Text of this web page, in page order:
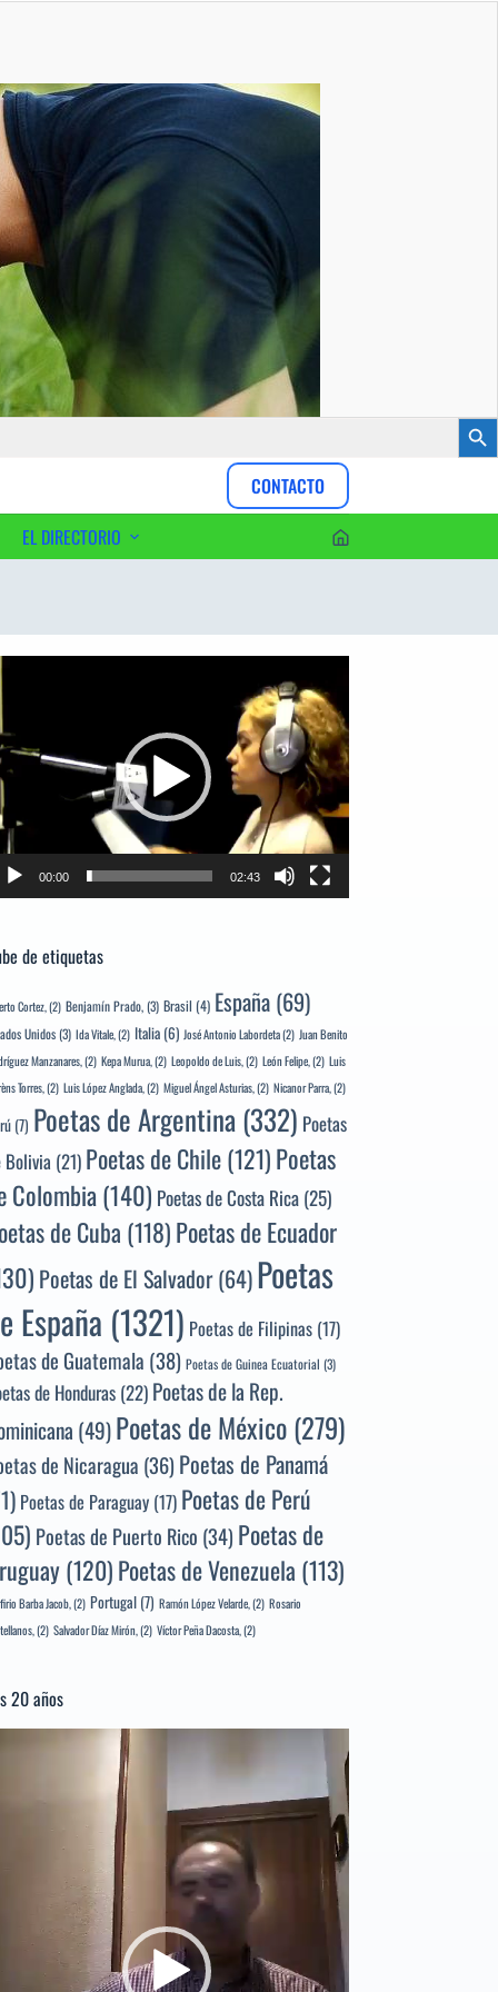
CONTACTO
EL DIRECTORIO
00:00 02:43
de etiquetas
Cortez,(2) Benjamín Prado,(3) Brasil (4) España (69)
Unidos(3) Ida Vitale,(2) Italia (6) José Antonio Labordeta(2) Juan Benito
Manzanares,(2) Kepa Murua,(2) Leopoldo de Luis,(2) León Felipe,(2) Luis
Torres,(2) Luis López Anglada,(2) Miguel Ángel Asturias,(2) Nicanor Parra,(2)
(7) Poetas de Argentina(332) Poetas
Bolivia(21) Poetas de Chile(121)Poetas
Colombia(140) Poetas de Costa Rica(25)
de Cuba (118)Poetas de Ecuador
Poetas de El Salvador(64)Poetas
España (1321) Poetas de Filipinas (17)
de Guatemala (38) Poetas de Guinea Ecuatorial (3)
de Honduras(22) Poetas de la Rep.
(49)Poetas de México(279)
de Nicaragua (36)Poetas de Panamá
Poetas de Paraguay (17) Poetas de Perú
Poetas de Puerto Rico (34) Poetas de
(120)Poetas de Venezuela (113)
Barba Jacob,(2) Portugal (7) Ramón López Velarde,(2) Rosario
(2) Salvador Díaz Mirón,(2) Víctor Peña Dacosta,(2)
20 años